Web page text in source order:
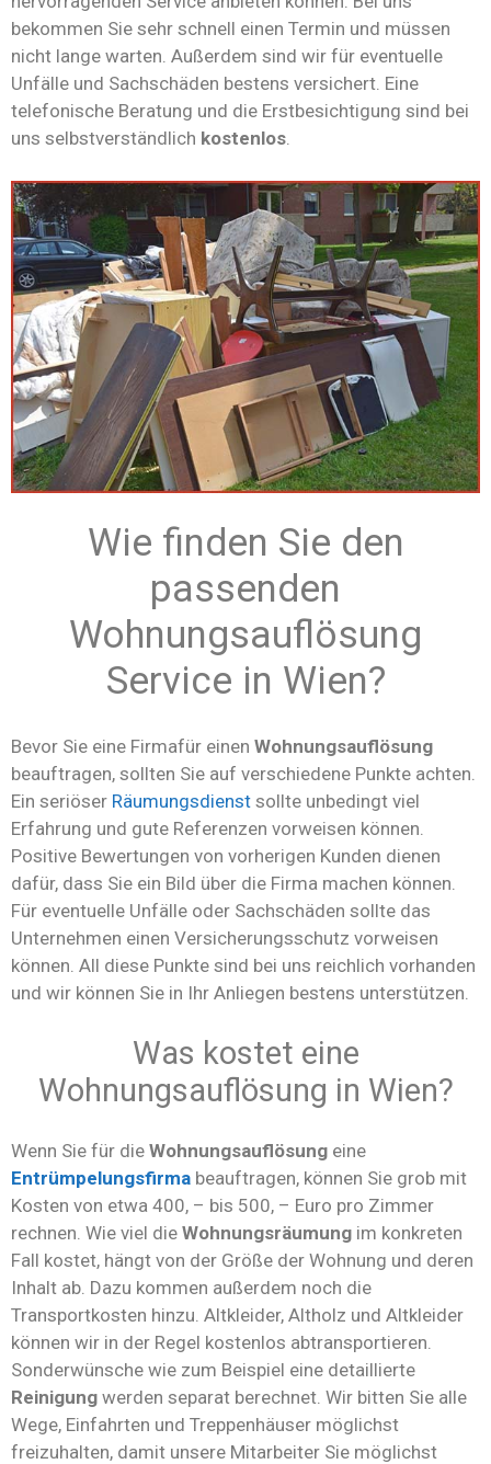
bekommen Sie sehr schnell einen Termin und müssen
nicht lange warten. Außerdem sind wir für eventuelle
Unfälle und Sachschäden bestens versichert. Eine
telefonische Beratung und die Erstbesichtigung sind bei
uns selbstverständlich kostenlos.
Wie finden Sie den
passenden
Wohnungsauflösung
Service in Wien?
Bevor Sie eine Firmafür einen Wohnungsauflösung
beauftragen, sollten Sie auf verschiedene Punkte achten.
Ein seriöser Räumungsdienst sollte unbedingt viel
Erfahrung und gute Referenzen vorweisen können.
Positive Bewertungen von vorherigen Kunden dienen
dafür, dass Sie ein Bild über die Firma machen können.
Für eventuelle Unfälle oder Sachschäden sollte das
Unternehmen einen Versicherungsschutz vorweisen
können. All diese Punkte sind bei uns reichlich vorhanden
und wir können Sie in Ihr Anliegen bestens unterstützen.
Was kostet eine
Wohnungsauflösung in Wien?
Wenn Sie für die Wohnungsauflösung eine
Entrümpelungsfirma beauftragen, können Sie grob mit
Kosten von etwa 400, – bis 500, – Euro pro Zimmer
rechnen. Wie viel die Wohnungsräumung im konkreten
Fall kostet, hängt von der Größe der Wohnung und deren
Inhalt ab. Dazu kommen außerdem noch die
Transportkosten hinzu. Altkleider, Altholz und Altkleider
können wir in der Regel kostenlos abtransportieren.
Sonderwünsche wie zum Beispiel eine detaillierte
Reinigung werden separat berechnet. Wir bitten Sie alle
Wege, Einfahrten und Treppenhäuser möglichst
freizuhalten, damit unsere Mitarbeiter Sie möglichst